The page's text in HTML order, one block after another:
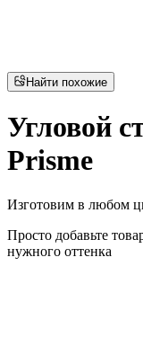
Найти похожие
Угловой
Prisme
Изготовим в любом
Просто добавьте
нужного оттенка